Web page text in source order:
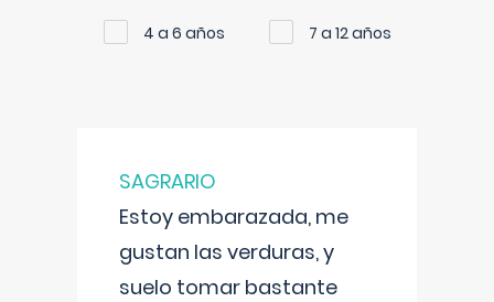
4 a 6 años 7 a 12 años
SAGRARIO
Estoy embarazada, me
gustan las verduras, y
suelo tomar bastante